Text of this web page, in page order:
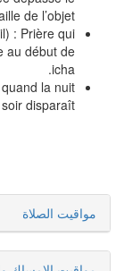
de l’objet.
: Prière qui
au début de
icha.
la nuit
disparaît.
مواقيت الصلاة